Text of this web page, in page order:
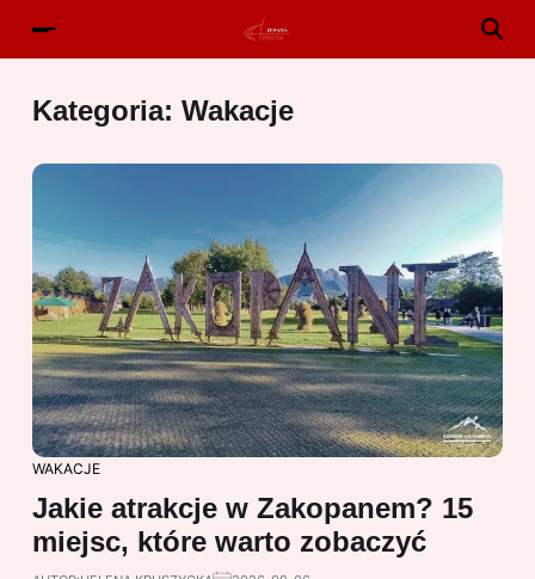
Kategoria: Wakacje
WAKACJE
Jakie atrakcje w Zakopanem? 15
miejsc, które warto zobaczyć